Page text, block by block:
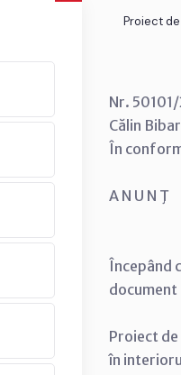
Proiect
Nr.
Călin
În
A N U N Ţ
Începând
Proiect
în